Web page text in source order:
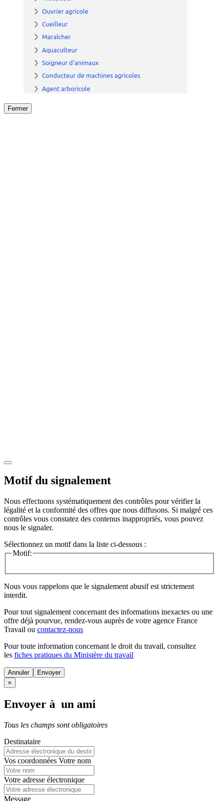
Fermer
Motif du signalement
Nous effectuons systématiquement des contrôles pour vérifier la
légalité et la conformité des offres que nous diffusons. Si malgré ces
contrôles vous constatez des contenus inappropriés, vous pouvez
nous le signaler.
Sélectionnez un motif dans la liste ci-dessous :
Motif:
Nous vous rappelons que le signalement abusif est strictement
interdit.
Pour tout signalement concernant des informations inexactes ou une
offre déjà pourvue, rendez-vous auprès de votre agence France
Travail ou contactez-nous
Pour toute information concernant le droit du travail, consultez
les fiches pratiques du Ministère du travail
Annuler
×
Envoyer à un ami
Tous les champs sont obligatoires
Destinataire
Vos coordonnées Votre nom
Votre adresse électronique
Message